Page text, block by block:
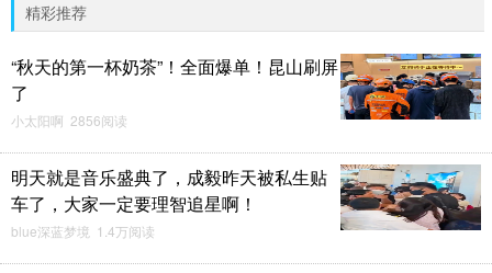
精彩推荐
“秋天的第一杯奶茶”！全面爆单！昆山刷屏
了
小太阳啊 2856阅读
明天就是音乐盛典了，成毅昨天被私生贴
车了，大家一定要理智追星啊！
blue深蓝梦境 1.4万阅读